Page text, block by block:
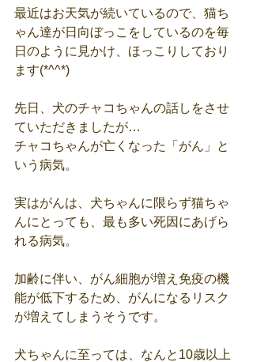
最近はお天気が続いているので、猫ち
ゃん達が日向ぼっこをしているのを毎
日のように見かけ、ほっこりしており
ます(*^^*)
先日、犬のチャコちゃんの話しをさせ
ていただきましたが…
チャコちゃんが亡くなった「がん」と
いう病気。
実はがんは、犬ちゃんに限らず猫ちゃ
んにとっても、最も多い死因にあげら
れる病気。
加齢に伴い、がん細胞が増え免疫の機
能が低下するため、がんになるリスク
が増えてしまうそうです。
犬ちゃんに至っては、なんと10歳以上